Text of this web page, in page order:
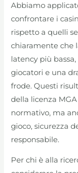
Abbiamo
confrontare i
rispetto a quelli
chiaramente che
latency più
giocatori e una
frode. Questi
della licenza
normativo, ma
gioco, sicurezza
responsabile.
Per chi è alla